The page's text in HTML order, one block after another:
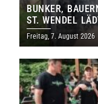
BUNKER,
ST. WENDEL
DENKMALS EIN
Freitag, 7. August 2026